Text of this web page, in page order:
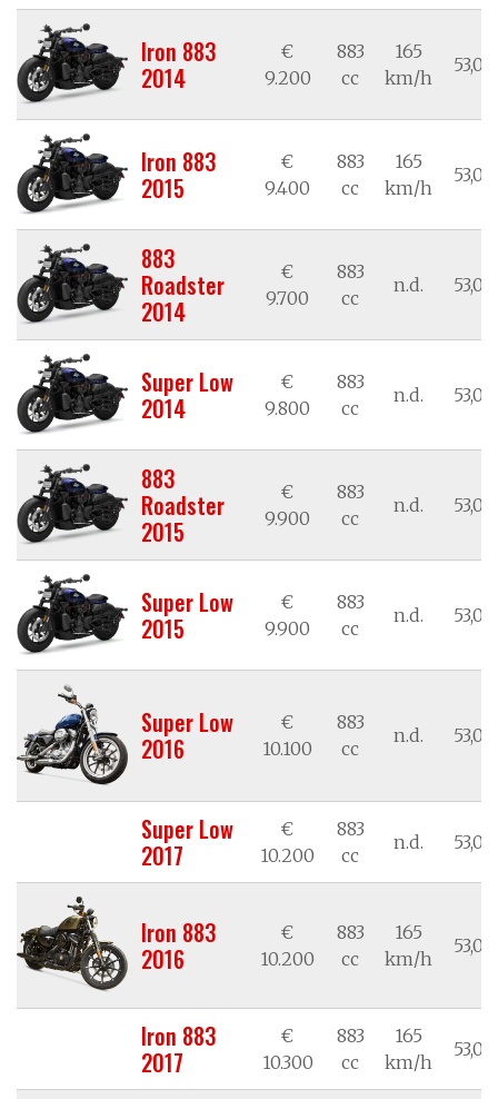
Iron 883
2014
€
9.200
883
cc
165
km/h
Iron 883
2015
€
9.400
883
cc
165
km/h
883
Roadster
2014
€
9.700
883
cc
n.d.
Super Low
2014
€
9.800
883
cc
n.d.
883
Roadster
2015
€
9.900
883
cc
n.d.
Super Low
2015
€
9.900
883
cc
n.d.
Super Low
2016
€
10.100
883
cc
n.d.
Super Low
2017
€
10.200
883
cc
n.d.
Iron 883
2016
€
10.200
883
cc
165
km/h
Iron 883
2017
€
10.300
883
cc
165
km/h